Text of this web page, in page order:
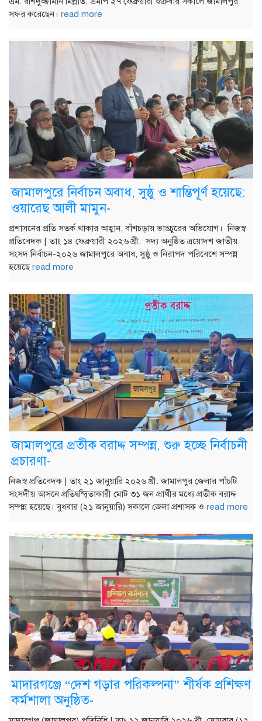
সফর করেছেন। read more
জামালপুরে নির্বাচন অবাধ, সুষ্ঠু ও শান্তিপূর্ণ হয়েছে:
ওয়ারেছ আলী মামুন-
প্রশাসনের প্রতি সতর্ক থাকার আহ্বান, বাঁশচড়ায় ভাঙচুরের অভিযোগ। নিজস্ব
প্রতিবেদক | তাং ১৪ ফেব্রুয়ারী ২০২৬ খ্রী. সদ্য অনুষ্ঠিত ত্রয়োদশ জাতীয়
সংসদ নির্বাচন-২০২৬ জামালপুরে অবাধ, সুষ্ঠু ও নিরাপদ পরিবেশে সম্পন্ন
হয়েছেread more
জামালপুরে প্রতীক বরাদ্দ সম্পন্ন, শুরু হচ্ছে নির্বাচনী
প্রচারণা-
নিজস্ব প্রতিবেদক | তাং ২১ জানুয়ারি ২০২৬ খ্রী. জামালপুর জেলার পাঁচটি
সংসদীয় আসনে প্রতিদ্বন্দ্বিতাকারী মোট ৩১ জন প্রার্থীর মধ্যে প্রতীক বরাদ্দ
সম্পন্ন হয়েছে। বুধবার (২১ জানুয়ারি) সকালে জেলা প্রশাসক ও read more
মাদারগঞ্জে “দেশ গড়ার পরিকল্পনা” শীর্ষক প্রশিক্ষণ
কর্মশালা অনুষ্ঠিত-